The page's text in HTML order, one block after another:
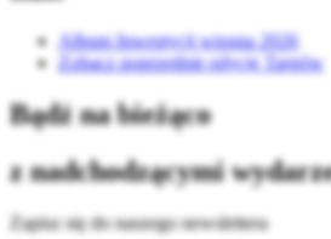
Album Inwestycji wiosna 2026
Zobacz poprzednie edycje Targów
Bądź na bieżąco
z nadchodzącymi
Zapisz się do naszego newslettera